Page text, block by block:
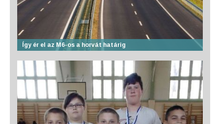
Így ér el az M6-os a horvát határig